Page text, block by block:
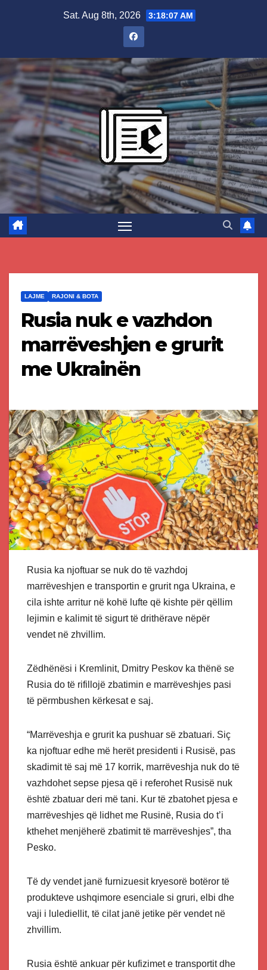
Sat. Aug 8th, 2026 3:18:08 AM
LAJME RAJONI & BOTA
Rusia nuk e vazhdon
marrëveshjen e grurit
me Ukrainën
Rusia ka njoftuar se nuk do të vazhdoj
marrëveshjen e transportin e grurit nga Ukraina, e
cila ishte arritur në kohë lufte që kishte për qëllim
lejimin e kalimit të sigurt të drithërave nëpër
vendet në zhvillim.
Zëdhënësi i Kremlinit, Dmitry Peskov ka thënë se
Rusia do të rifillojë zbatimin e marrëveshjes pasi
të përmbushen kërkesat e saj.
“Marrëveshja e grurit ka pushuar së zbatuari. Siç
ka njoftuar edhe më herët presidenti i Rusisë, pas
skadimit të saj më 17 korrik, marrëveshja nuk do të
vazhdohet sepse pjesa që i referohet Rusisë nuk
është zbatuar deri më tani. Kur të zbatohet pjesa e
marrëveshjes që lidhet me Rusinë, Rusia do t’i
kthehet menjëherë zbatimit të marrëveshjes”, tha
Pesko.
Të dy vendet janë furnizuesit kryesorë botëror të
produkteve ushqimore esenciale si gruri, elbi dhe
vaji i lulediellit, të cilat janë jetike për vendet në
zhvillim.
Rusia është ankuar për kufizimet e transportit dhe